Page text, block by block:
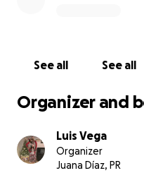
See all See all
Organizer and
Luis Vega
Organizer
Juana Díaz, PR